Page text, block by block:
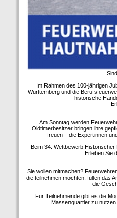
Im Rahmen des 100-jährigen
Württemberg und die
historische
Am Sonntag werden
Oldtimerbesitzer bringen ihre
freuen – die Expertinnen
Beim 34. Wettbewerb
Erleben Sie
Sie wollen mitmachen?
die teilnehmen möchten, füllen das
die
Für Teilnehmende gibt es die
Massenquartier zu